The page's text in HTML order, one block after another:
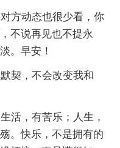
方动态也很少看，你
不说再见也不提永
。早安！
契，不会改变我和
活，有苦乐；人生，
。快乐，不是拥有的